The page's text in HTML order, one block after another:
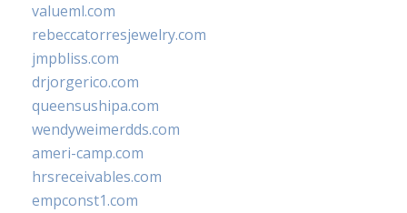
valueml.com
rebeccatorresjewelry.com
jmpbliss.com
drjorgerico.com
queensushipa.com
wendyweimerdds.com
ameri-camp.com
hrsreceivables.com
empconst1.com